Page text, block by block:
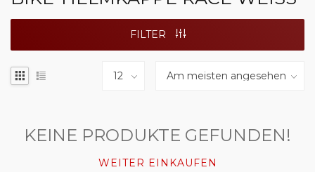
FILTER
KEINE PRODUKTE GEFUNDEN!
WEITER EINKAUFEN